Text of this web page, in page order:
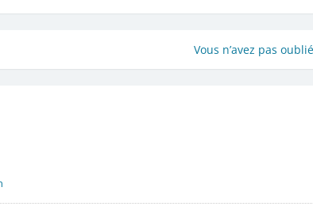
Vous n’avez pas